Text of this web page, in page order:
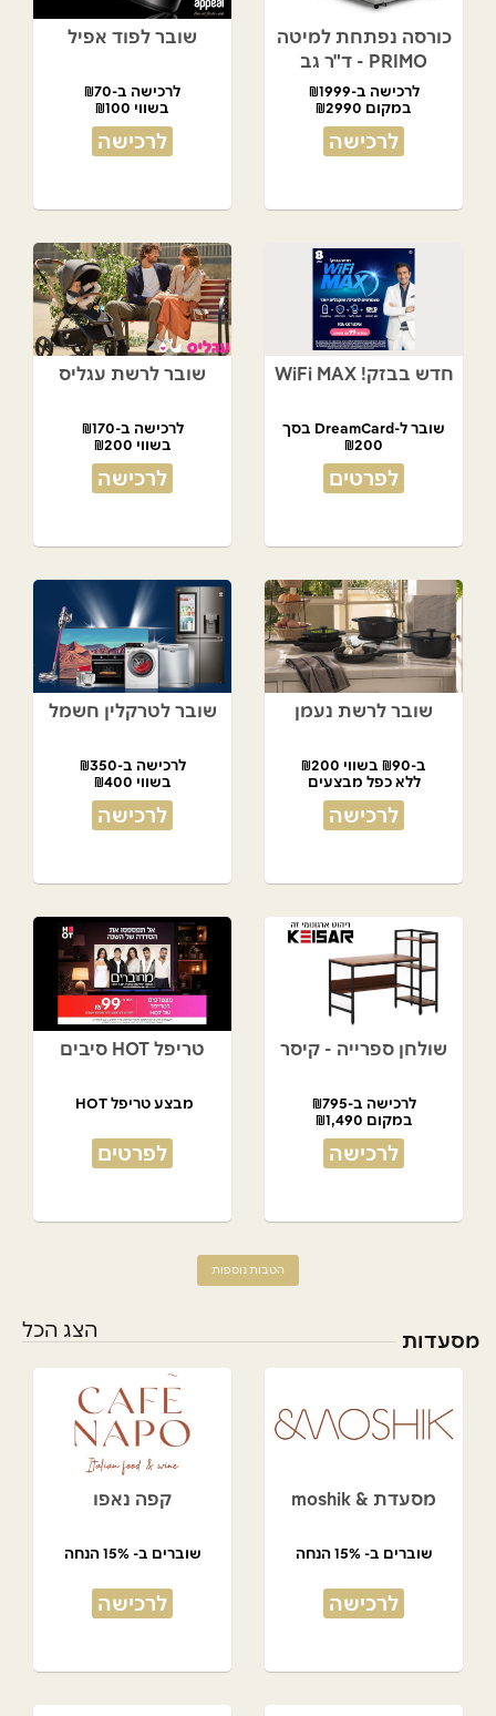
כורסה נפתחת למיטה
PRIMO - ד"ר גב
לרכישה ב-₪1999
במקום ₪2990
לרכישה
שובר לפוד אפיל
לרכישה ב-₪70
בשווי ₪100
לרכישה
חדש בבזק! WiFi MAX
שובר ל-DreamCard בסך
₪200
מתנת המועדון!
לפרטים
שובר לרשת עגליס
לרכישה ב-₪170
בשווי ₪200
לרכישה
שובר לרשת נעמן
ב-₪90 בשווי ₪200
ללא כפל מבצעים
לרכישה
שובר לטרקלין חשמל
לרכישה ב-₪350
בשווי ₪400
לרכישה
שולחן ספרייה - קיסר
לרכישה ב-₪795
במקום ₪1,490
לרכישה
טריפל HOT סיבים
מבצע טריפל HOT
לפרטים
הטבות נוספות
מסעדות הצג הכל
מסעדת & moshik
שוברים ב- 15% הנחה
לרכישה
קפה נאפו
שוברים ב- 15% הנחה
לרכישה